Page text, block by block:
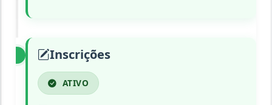
Inscrições
ATIVO